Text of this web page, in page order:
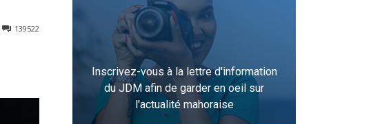
139522
Inscrivez-vous à la lettre d'information
du JDM afin de garder en oeil sur
l'actualité mahoraise